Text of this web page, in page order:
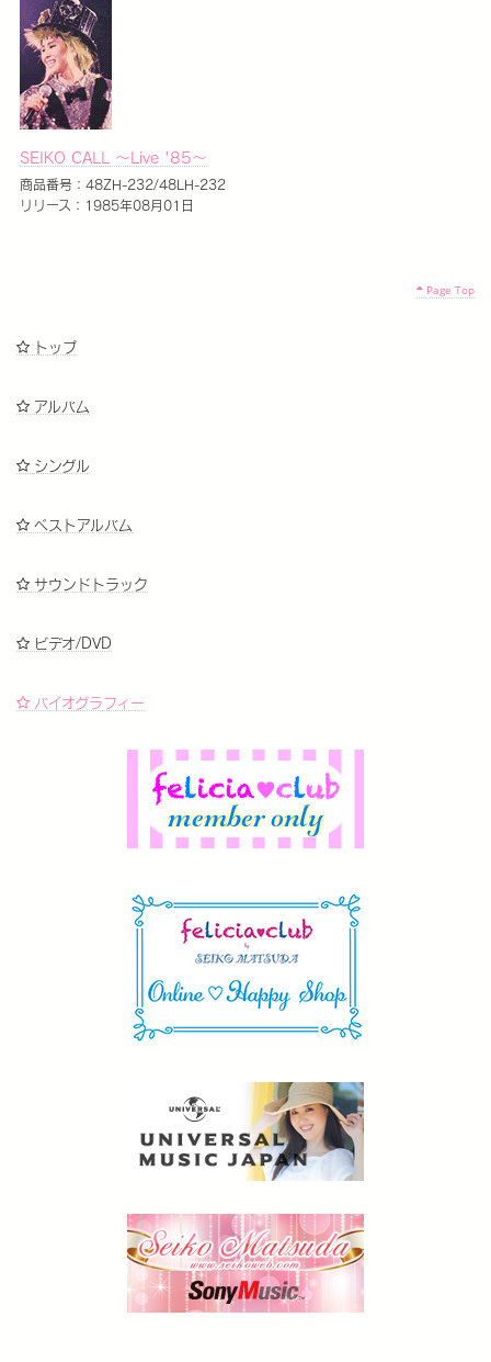
SEIKO CALL ～Live '85～
商品番号：48ZH-232/48LH-232
リリース：1985年08月01日
Page Top
トップ
アルバム
シングル
ベストアルバム
サウンドトラック
ビデオ/DVD
バイオグラフィー